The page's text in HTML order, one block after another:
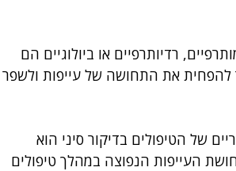
רדיותרפיים או ביולוגיים הם
להפחית את התחושה של עייפות ולשפר
של הטיפולים בדיקור סיני הוא
העייפות הנפוצה במהלך טיפולים